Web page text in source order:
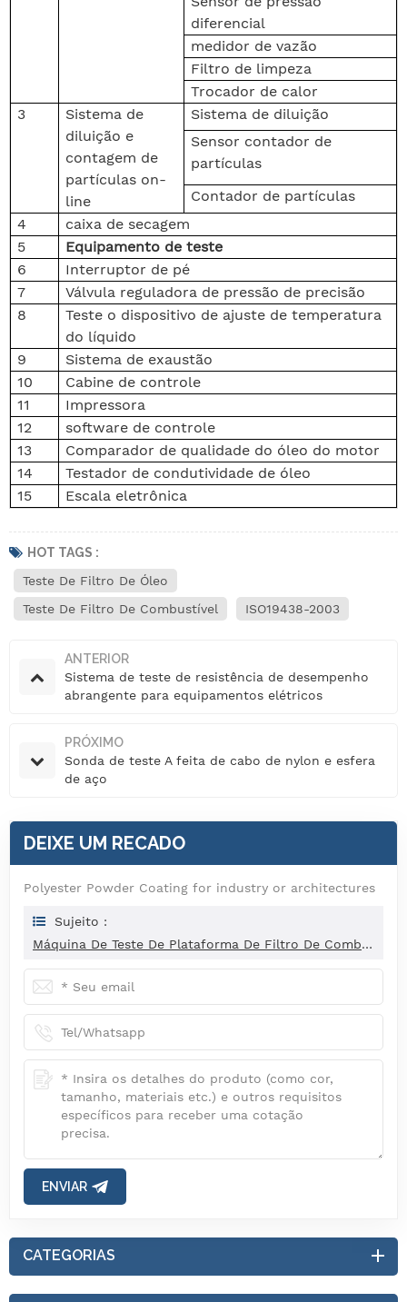
diferencial
medidor de vazão
Filtro de limpeza
Trocador de calor
3
Sistema de
diluição e
contagem de
partículas on-
line
Sistema de diluição
Sensor contador de
partículas
Contador de partículas
4
caixa de secagem
5
Equipamento de teste
6
Interruptor de pé
7
Válvula reguladora de pressão de precisão
8
Teste o dispositivo de ajuste de temperatura
do líquido
9
Sistema de exaustão
10
Cabine de controle
11
Impressora
12
software de controle
13
Comparador de qualidade do óleo do motor
14
Testador de condutividade de óleo
15
Escala eletrônica
HOT TAGS :
Teste De Filtro De Óleo
Teste De Filtro De Combustível
ISO19438-2003
ANTERIOR
Sistema de teste de resistência de desempenho
abrangente para equipamentos elétricos
PRÓXIMO
Sonda de teste A feita de cabo de nylon e esfera
de aço
DEIXE UM RECADO
Polyester Powder Coating for industry or architectures
Sujeito :
Máquina De Teste De Plataforma De Filtro De Combustível ISO19438-2003
ENVIAR
CATEGORIAS